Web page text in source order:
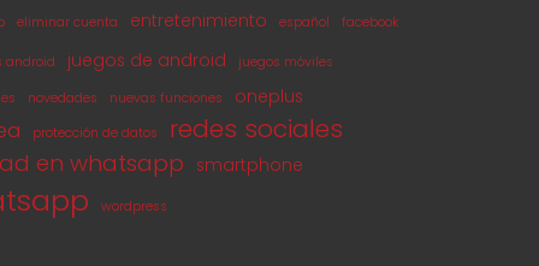
eliminar cuenta entretenimiento español facebook
android juegos de android
juegos móviles
novedades nuevas funciones oneplus
protección de datos redes sociales
en whatsapp smartphone
wordpress